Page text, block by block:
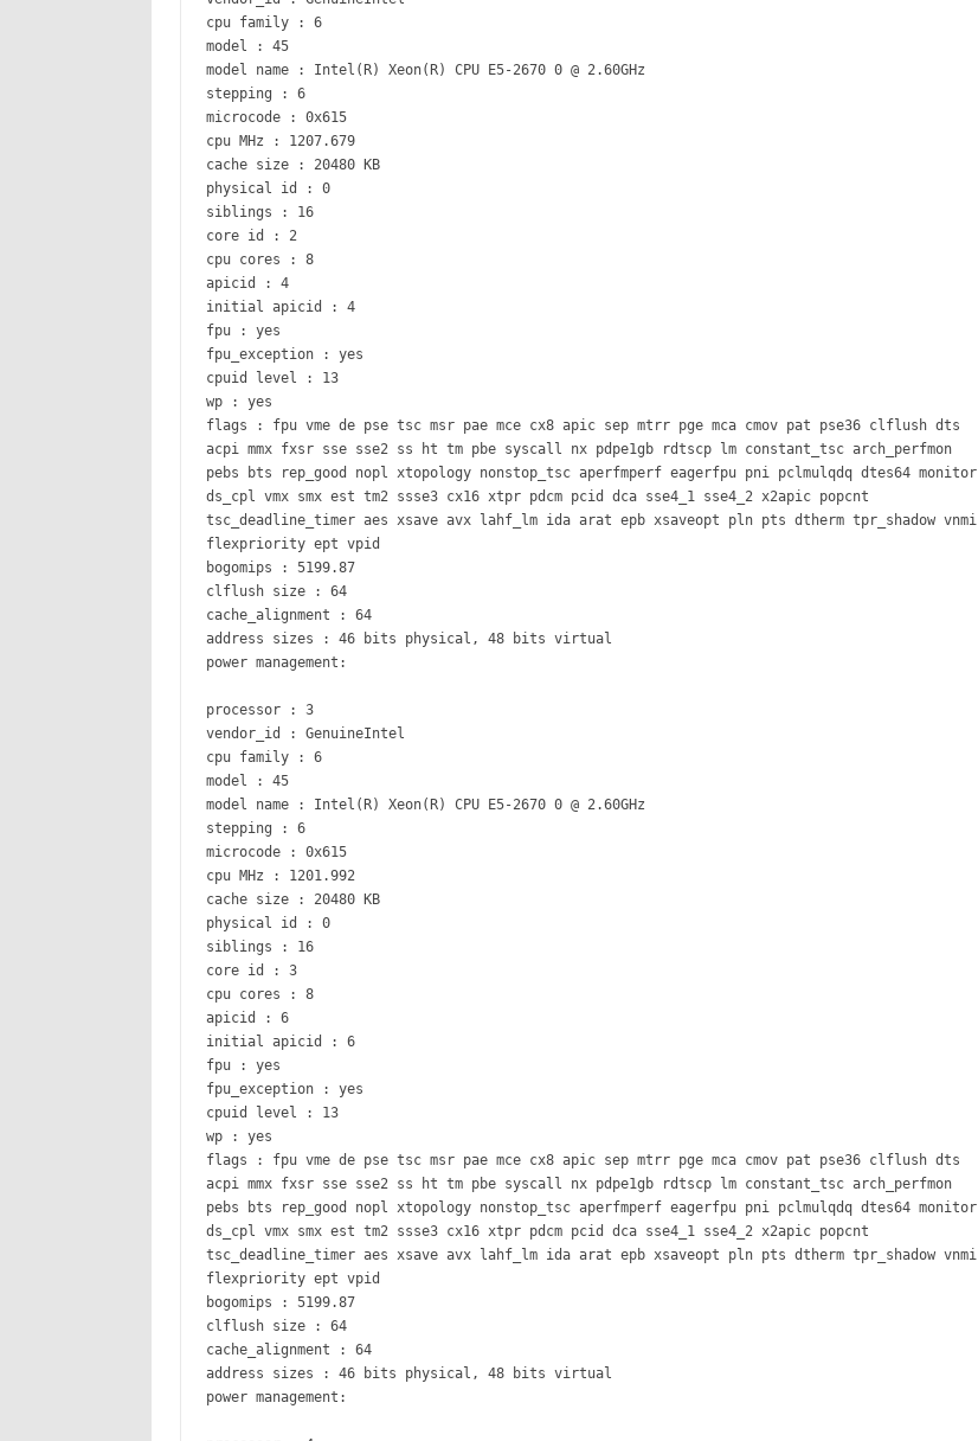
cpu family : 6
model : 45
model name : Intel(R) Xeon(R) CPU E5-2670 0 @ 2.60GHz
stepping : 6
microcode : 0x615
cpu MHz : 1207.679
cache size : 20480 KB
physical id : 0
siblings : 16
core id : 2
cpu cores : 8
apicid : 4
initial apicid : 4
fpu : yes
fpu_exception : yes
cpuid level : 13
wp : yes
flags : fpu vme de pse tsc msr pae mce cx8 apic sep mtrr pge mca cmov pat pse36 clflush dts
acpi mmx fxsr sse sse2 ss ht tm pbe syscall nx pdpe1gb rdtscp lm constant_tsc arch_perfmon
pebs bts rep_good nopl xtopology nonstop_tsc aperfmperf eagerfpu pni pclmulqdq dtes64 monitor
ds_cpl vmx smx est tm2 ssse3 cx16 xtpr pdcm pcid dca sse4_1 sse4_2 x2apic popcnt
tsc_deadline_timer aes xsave avx lahf_lm ida arat epb xsaveopt pln pts dtherm tpr_shadow vnmi
flexpriority ept vpid
bogomips : 5199.87
clflush size : 64
cache_alignment : 64
address sizes : 46 bits physical, 48 bits virtual
power management:
processor : 3
vendor_id : GenuineIntel
cpu family : 6
model : 45
model name : Intel(R) Xeon(R) CPU E5-2670 0 @ 2.60GHz
stepping : 6
microcode : 0x615
cpu MHz : 1201.992
cache size : 20480 KB
physical id : 0
siblings : 16
core id : 3
cpu cores : 8
apicid : 6
initial apicid : 6
fpu : yes
fpu_exception : yes
cpuid level : 13
wp : yes
flags : fpu vme de pse tsc msr pae mce cx8 apic sep mtrr pge mca cmov pat pse36 clflush dts
acpi mmx fxsr sse sse2 ss ht tm pbe syscall nx pdpe1gb rdtscp lm constant_tsc arch_perfmon
pebs bts rep_good nopl xtopology nonstop_tsc aperfmperf eagerfpu pni pclmulqdq dtes64 monitor
ds_cpl vmx smx est tm2 ssse3 cx16 xtpr pdcm pcid dca sse4_1 sse4_2 x2apic popcnt
tsc_deadline_timer aes xsave avx lahf_lm ida arat epb xsaveopt pln pts dtherm tpr_shadow vnmi
flexpriority ept vpid
bogomips : 5199.87
clflush size : 64
cache_alignment : 64
address sizes : 46 bits physical, 48 bits virtual
power management: